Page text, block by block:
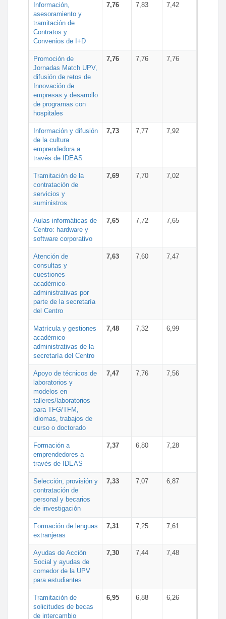
Información,
asesoramiento y
tramitación de
Contratos y
Convenios de I+D
7,76 7,83 7,42
Promoción de
Jornadas Match UPV,
difusión de retos de
Innovación de
empresas y desarrollo
de programas con
hospitales
7,76 7,76 7,76
Información y difusión
de la cultura
emprendedora a
través de IDEAS
7,73 7,77 7,92
Tramitación de la
contratación de
servicios y
suministros
7,69 7,70 7,02
Aulas informáticas de
Centro: hardware y
software corporativo
7,65 7,72 7,65
Atención de
consultas y
cuestiones
académico-
administrativas por
parte de la secretaría
del Centro
7,63 7,60 7,47
Matrícula y gestiones
académico-
administrativas de la
secretaría del Centro
7,48 7,32 6,99
Apoyo de técnicos de
laboratorios y
modelos en
talleres/laboratorios
para TFG/TFM,
idiomas, trabajos de
curso o doctorado
7,47 7,76 7,56
Formación a
emprendedores a
través de IDEAS
7,37 6,80 7,28
Selección, provisión y
contratación de
personal y becarios
de investigación
7,33 7,07 6,87
Formación de lenguas
extranjeras
7,31 7,25 7,61
Ayudas de Acción
Social y ayudas de
comedor de la UPV
para estudiantes
7,30 7,44 7,48
Tramitación de
solicitudes de becas
de intercambio
6,95 6,88 6,26